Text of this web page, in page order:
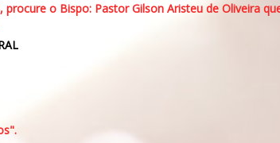
o Bispo: Pastor Gilson Aristeu de Oliveira